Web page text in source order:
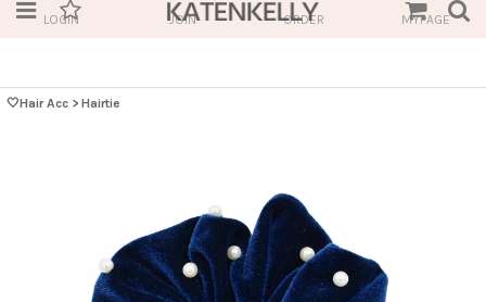
LOGIN JOIN ORDER MYPAGE
🤍Hair Acc > Hairtie